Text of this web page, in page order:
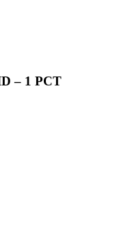
– 1 PCT